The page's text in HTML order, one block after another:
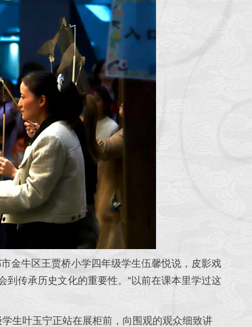
金牛区王贾桥小学四年级学生伍馨悦说，皮影戏
传承历史文化的重要性。“以前在课本里学过这
生叶玉宁正站在展柜前，向围观的观众细致讲